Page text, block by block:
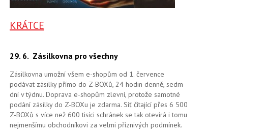
KRÁTCE
29. 6. Zásilkovna pro všechny
Zásilkovna umožní všem e-shopům od 1. července
podávat zásilky přímo do Z-BOXů, 24 hodin denně, sedm
dní v týdnu. Doprava e-shopům zlevní, protože samotné
podání zásilky do Z-BOXu je zdarma. Síť čítající přes 6 500
Z-BOXů s více než 600 tisíci schránek se tak otevírá i tomu
nejmenšímu obchodníkovi za velmi příznivých podmínek.